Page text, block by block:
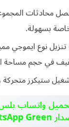
محادثات
بسهولة.
نوع ايموجي
في حجم مساحة
ستيكرز متحركة
واتساب
Green